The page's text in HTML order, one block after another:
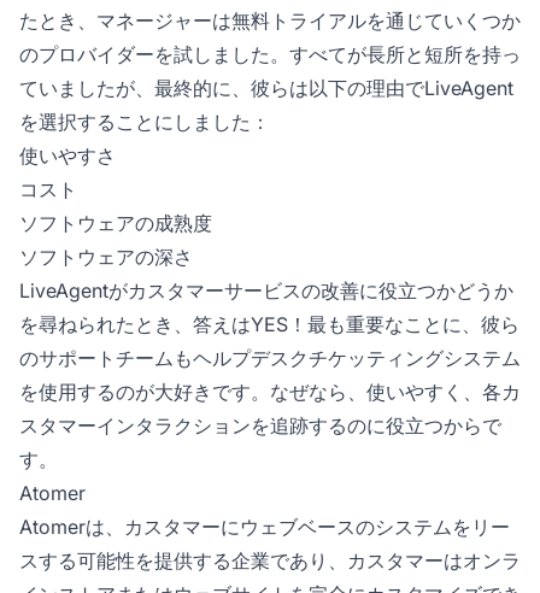
たとき、マネージャーは無料トライアルを通じていくつか
のプロバイダーを試しました。すべてが長所と短所を持っ
ていましたが、最終的に、彼らは以下の理由でLiveAgent
を選択することにしました：
使いやすさ
コスト
ソフトウェアの成熟度
ソフトウェアの深さ
LiveAgentがカスタマーサービスの改善に役立つかどうか
を尋ねられたとき、答えはYES！最も重要なことに、彼ら
のサポートチームもヘルプデスクチケッティングシステム
を使用するのが大好きです。なぜなら、使いやすく、各カ
スタマーインタラクションを追跡するのに役立つからで
す。
Atomer
Atomerは、カスタマーにウェブベースのシステムをリー
スする可能性を提供する企業であり、カスタマーはオンラ